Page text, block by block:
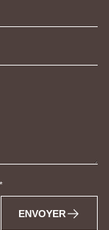
ENVOYER